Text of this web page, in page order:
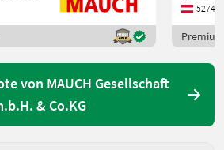
5274
von MAUCH Gesellschaft
& Co.KG